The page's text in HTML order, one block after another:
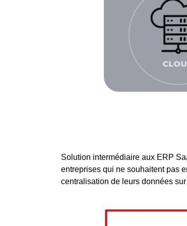
Solution intermédiaire aux ERP
entreprises qui ne souhaitent pas
centralisation de leurs données sur